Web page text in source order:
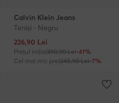
Calvin Klein Jeans
Teniși · Negru
Prețul actual
226,90 Lei
Prețul inițial390,90 Lei-41%
Cel mai mic preț245,90 Lei-7%